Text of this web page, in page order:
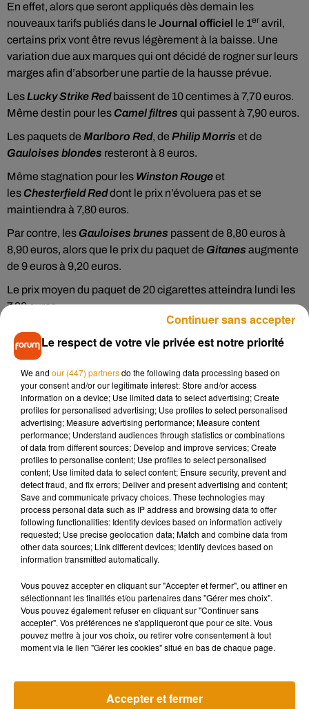
En effet, alors que seront appliqués dès demain les
nouveaux tarifs publiés dans le Journal officiel le 1er avril,
certains prix vont être revus légèrement à la baisse. Une
variation due aux marques qui ont décidé de rogner sur leurs
marges afin d’absorber une partie de la hausse prévue.
LesLucky Strike Redbaissent de 10 centimes à 7,70 euros.
Même destin pour les Camel filtres qui passent à 7,90 euros.
Les paquets de Marlboro Red, de Philip Morris et de
Gauloises blondes resteront à 8 euros.
Même stagnation pour les Winston Rougeet
les Chesterfield Reddont le prix n’évoluera pas et se
maintiendra à 7,80 euros.
Par contre, les Gauloises brunes passent de 8,80 euros à
8,90 euros, alors que le prix du paquet de Gitanes augmente
de 9 euros à 9,20 euros.
Le prix moyen du paquet de 20 cigarettes atteindra lundi les
7,90 euros.
Comment estimer ses dépenses en cigarettes ?
Le site
dépensé en consommation de cigarettes. Par exemple, si un
fumeur consomme un paquet à 8 euros chaque jour, il
dépense 240 € par mois, soit 2 880 € par an.
Découvrez
cette calculatrice
Le tabagisme : première cause de mortalité
évitable
Outre l’aspect financier, le tabagisme a un impact important
sur la santé. Selon le siteTabac Info Service, en France, le
tabagisme est la première cause de mortalité évitable, avec
environ 73 000 décès chaque année. Par ailleurs, il rappelle
qu’il n’existe pas de seuil au-dessous duquel fumer n’expose
risque, le seul objectif est d’arrêter de fumer.
Une appli gratuite pour aider les fumeurs
Pour les personnes souhaitant arrêter de fumer ou qui
viennent de rechuter, ce même site a développé une
accompagnement personnalisé adapté aux motivations, aux
inquiétudes et aux habitudes de vie du fumeur pour l’aider à
Le respect de votre vie privée est notre priorité
We and our (447) partnersdo the following data processing based on
your consent and/or our legitimate interest: Store and/or access
information on a device; Use limited data to select advertising; Create
profiles for personalised advertising; Use profiles to select personalised
advertising; Measure advertising performance; Measure content
performance; Understand audiences through statistics or combinations
of data from different sources; Develop and improve services; Create
profiles to personalise content; Use profiles to select personalised
content; Use limited data to select content; Ensure security, prevent and
detect fraud, and fix errors; Deliver and present advertising and content;
Save and communicate privacy choices. These technologies may
process personal data such as IP address and browsing data to offer
following functionalities: Identify devices based on information actively
requested; Use precise geolocation data; Match and combine data from
other data sources; Link different devices; Identify devices based on
information transmitted automatically.
Vous pouvez accepter en cliquant sur "Accepter et fermer", ou affiner en
sélectionnant les finalités et/ou partenaires dans "Gérer mes choix".
Vous pouvez également refuser en cliquant sur "Continuer sans
accepter". Vos préférences ne s'appliqueront que pour ce site. Vous
pouvez mettre à jour vos choix, ou retirer votre consentement à tout
moment via le lien "Gérer les cookies" situé en bas de chaque page.
Accepter et fermer
Continuer sans accepter